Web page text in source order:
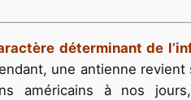
déterminant de
une antienne
américains à nos